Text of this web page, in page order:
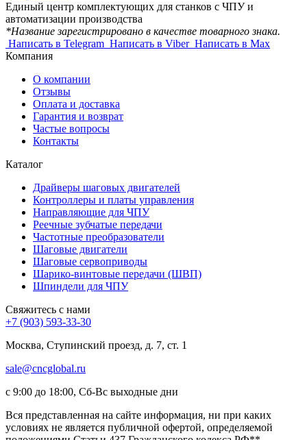
Единый центр комплектующих для станков с ЧПУ и
автоматизации производства
*Название зарегистрировано в качестве товарного знака.
Написать в Telegram Написать в Viber Написать в Max
Компания
О компании
Отзывы
Оплата и доставка
Гарантия и возврат
Частые вопросы
Контакты
Каталог
Драйверы шаговых двигателей
Контроллеры и платы управления
Направляющие для ЧПУ
Реечные зубчатые передачи
Частотные преобразователи
Шаговые двигатели
Шаговые сервоприводы
Шарико-винтовые передачи (ШВП)
Шпиндели для ЧПУ
Свяжитесь с нами
+7 (903) 593-33-30
Москва, Ступинский проезд, д. 7, ст. 1
sale@cncglobal.ru
с 9:00 до 18:00, Сб-Вс выходные дни
Вся представленная на сайте информация, ни при каких
условиях не является публичной офертой, определяемой